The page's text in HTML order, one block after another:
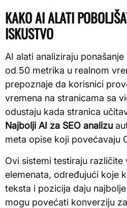
KAKO AI ALATI
ISKUSTVO
AI alati analiziraju
od 50 metrika u realnom
prepoznaje da korisnici
vremena na stranicama sa
odustaju kada stranica
Najbolji AI za SEO analizu
meta opise koji povećavaju
Ovi sistemi testiraju različite
elemenata, određujući koje
teksta i pozicija daju
mogu povećati konverziju